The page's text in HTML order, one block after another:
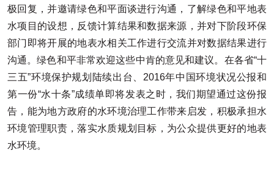
极回复，并邀请绿色和平面谈进行沟通，了解绿色和平地表
水项目的设想，反馈计算结果和数据来源，并对下阶段环保
部门即将开展的地表水相关工作进行交流并对数据结果进行
沟通。绿色和平非常欢迎这些中肯的意见和建议。在各省“十
三五”环境保护规划陆续出台、2016年中国环境状况公报和
第一份“水十条”成绩单即将发表之时，我们期望通过这份报
告，能为地方政府的水环境治理工作带来启发，积极承担水
环境管理职责，落实水质规划目标，为公众提供更好的地表
水环境。